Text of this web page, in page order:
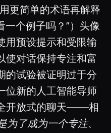
更简单的术语再解释
一个例子吗？”）头像
用预设提示和受限输
使对话保持专注和富
的试验被证明过于分
位新的人工智能导师
开放式的聊天——相
为了成为一个专注、